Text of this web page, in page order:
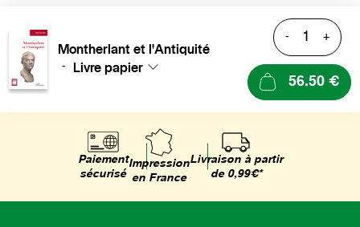
Montherlant et l'Antiquité
- Livre papier
- +
56.50 €
Paiement
sécurisé
Impression
en France
Livraison à partir
de 0,99€*